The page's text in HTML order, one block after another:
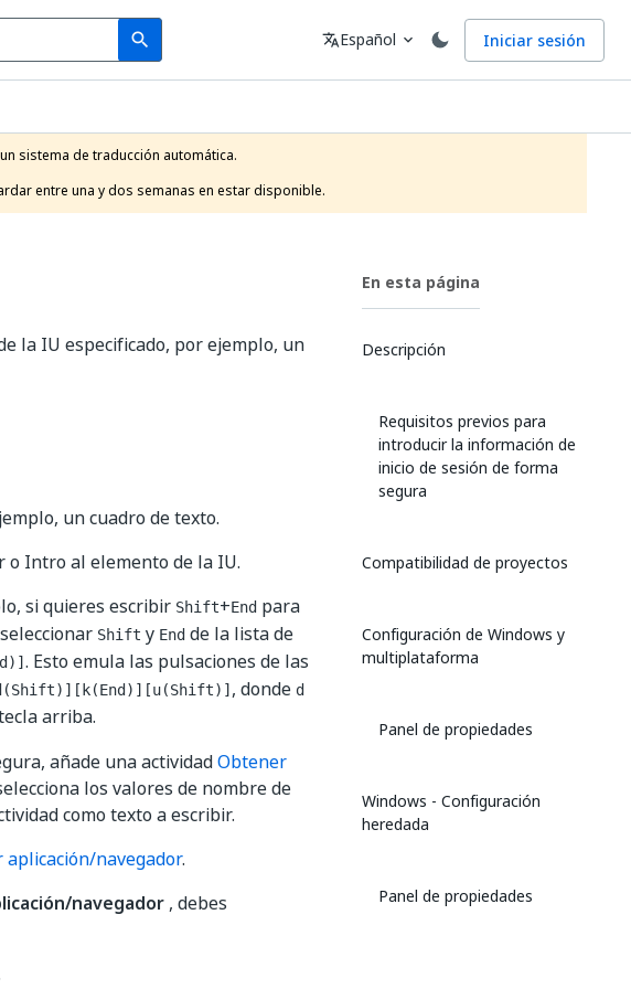
search
Search Idioma
translateEspañol expand_more Iniciar sesión
sistema de traducción automática.
entre una y dos semanas en estar disponible.
la IU especificado, por ejemplo, un
un cuadro de texto.
o Intro al elemento de la IU.
si quieres escribir Shift+End para
Shift y End de la lista de
. Esto emula las pulsaciones de las
, donde d
arriba.
añade una actividadObtener
los valores de nombre de
como texto a escribir.
aplicación/navegador.
navegador , debes
En esta página
Descripción
Requisitos previos para
introducir la información de
inicio de sesión de forma
segura
Compatibilidad de proyectos
Configuración de Windows y
multiplataforma
Panel de propiedades
Windows - Configuración
heredada
Panel de propiedades